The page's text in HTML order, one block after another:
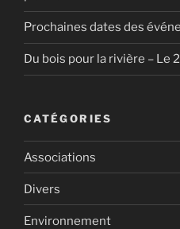
Prochaines dates des
Du bois pour la rivière – Le
CATÉGORIES
Associations
Divers
Environnement